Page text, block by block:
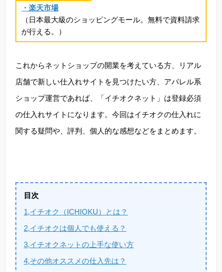
・楽天市場
（日本最大級のショッピングモール。無料で資料請求
が行える。）
これからネットショップの開業を考えている方、リアル
店舗で新しい仕入れサイトを見つけたい方、アパレル系
ショップ運営であれば、「イチオクネット」は登録必須
の仕入れサイトになります。今回はイチオクの仕入れに
関する疑問や、評判、個人的な感想などをまとめます。
目次
1,イチオク（ICHIOKU）とは？
2,イチオクは個人でも使える？
3,イチオクネットの上手な使い方
4,その他オススメの仕入先は？